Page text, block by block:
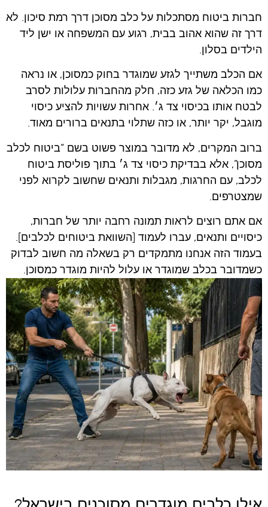
חברות ביטוח מסתכלות על כלב מסוכן דרך רמת סיכון. לא
דרך זה שהוא אהוב בבית, רגוע עם המשפחה או ישן ליד
הילדים בסלון.
אם הכלב משתייך לגזע שמוגדר בחוק כמסוכן, או נראה
כמו הכלאה של גזע כזה, חלק מהחברות עלולות לסרב
לבטח אותו בכיסוי צד ג׳. אחרות עשויות להציע כיסוי
מוגבל, יקר יותר, או כזה שתלוי בתנאים ברורים מאוד.
ברוב המקרים, לא מדובר במוצר פשוט בשם “ביטוח לכלב
מסוכן”, אלא בבדיקת כיסוי צד ג׳ בתוך פוליסת ביטוח
לכלב, עם החרגות, מגבלות ותנאים שחשוב לקרוא לפני
שמצטרפים.
אם אתם רוצים לראות תמונה רחבה יותר של חברות,
כיסויים ותנאים, עברו לעמוד [השוואת ביטוחים לכלבים].
בעמוד הזה אנחנו מתמקדים רק בשאלה מה חשוב לבדוק
כשמדובר בכלב שמוגדר או עלול להיות מוגדר כמסוכן.